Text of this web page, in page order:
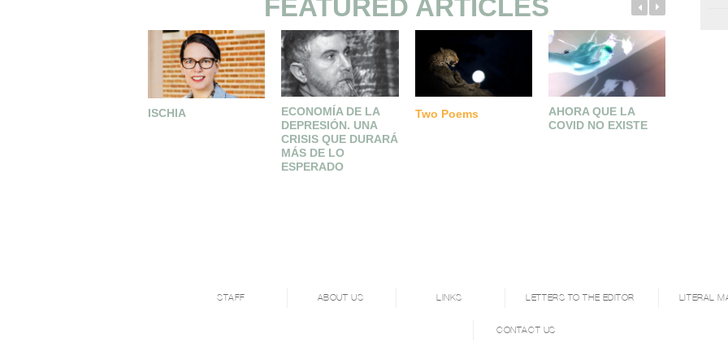
FEATURED ARTICLES
ISCHIA
ECONOMÍA DE LA
DEPRESIÓN. UNA
CRISIS QUE DURARÁ
MÁS DE LO
ESPERADO
Two Poems
AHORA QUE LA
COVID NO EXISTE
STAFF ABOUT US LINKS LETTERS TO THE EDITOR LITERAL
CONTACT US